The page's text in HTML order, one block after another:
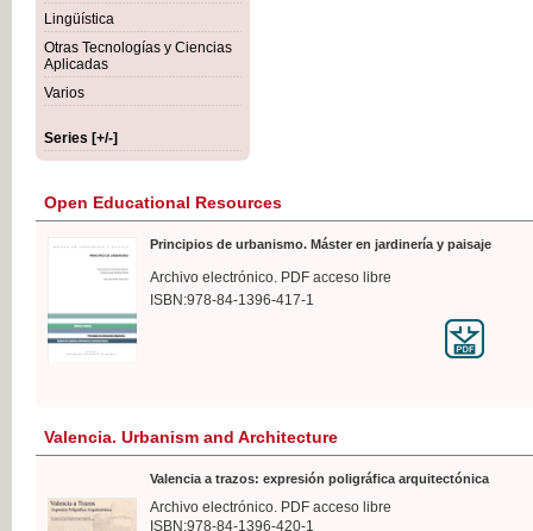
Lingüística
Otras Tecnologías y Ciencias
Aplicadas
Varios
Series [+/-]
Open Educational Resources
Principios de urbanismo. Máster en jardinería y paisaje
Archivo electrónico. PDF acceso libre
ISBN:978-84-1396-417-1
Valencia. Urbanism and Architecture
Valencia a trazos: expresión poligráfica arquitectónica
Archivo electrónico. PDF acceso libre
ISBN:978-84-1396-420-1